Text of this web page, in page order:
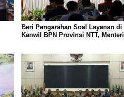
Beri Pengarahan Soal Layanan di
Kanwil BPN Provinsi NTT, Menteri